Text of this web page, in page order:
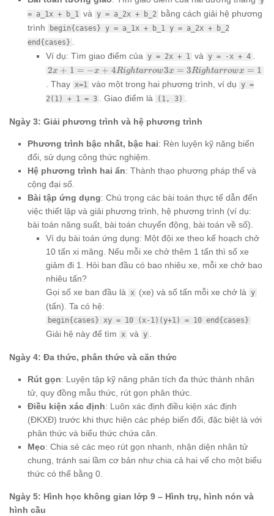
= a_1x + b_1 và y = a_2x + b_2 bằng cách giải hệ phương
trình
begin{cases} y = a_1x + b_1 y = a_2x + b_2
end{cases}
Ví dụ: Tìm giao điểm của y = 2x + 1 và y = -x + 4
2x + 1 = -
x + 4
Rightarrow
3x = 3
x = 1
2x + 1 = −x + 4Rightarrow3x = 3Rightarrowx = 1
. Thay x=1 vào một trong hai phương trình, ví dụ y =
2(1) + 1 = 3
. Giao điểm là (1, 3)
Ngày 3: Giải phương trình và hệ phương trình
Phương trình bậc nhất, bậc hai: Rèn luyện kỹ năng biến
đổi, sử dụng công thức nghiệm.
Hệ phương trình hai ẩn: Thành thạo phương pháp thế và
cộng đại số.
Bài tập ứng dụng: Chú trọng các bài toán thực tế dẫn đến
việc thiết lập và giải phương trình, hệ phương trình (ví dụ:
bài toán năng suất, bài toán chuyển động, bài toán về số).
Ví dụ bài toán ứng dụng: Một đội xe theo kế hoạch chở
10 tấn xi măng. Nếu mỗi xe chở thêm 1 tấn thì số xe
giảm đi 1. Hỏi ban đầu có bao nhiêu xe, mỗi xe chở bao
nhiêu tấn?
Gọi số xe ban đầu là x (xe) và số tấn mỗi xe chở là y
(tấn). Ta có hệ:
begin{cases} xy = 10 (x-1)(y+1) = 10 end{cases}
Giải hệ này để tìm x và y
Ngày 4: Đa thức, phân thức và căn thức
Rút gọn: Luyện tập kỹ năng phân tích đa thức thành nhân
tử, quy đồng mẫu thức, rút gọn phân thức.
Điều kiện xác định: Luôn xác định điều kiện xác định
(ĐKXĐ) trước khi thực hiện các phép biến đổi, đặc biệt là với
phân thức và biểu thức chứa căn.
Mẹo: Chia sẻ các mẹo rút gọn nhanh, nhận diện nhân tử
chung, tránh sai lầm cơ bản như chia cả hai vế cho một biểu
thức có thể bằng 0.
Ngày 5: Hình học không gian lớp 9 – Hình trụ, hình nón và
hình cầu